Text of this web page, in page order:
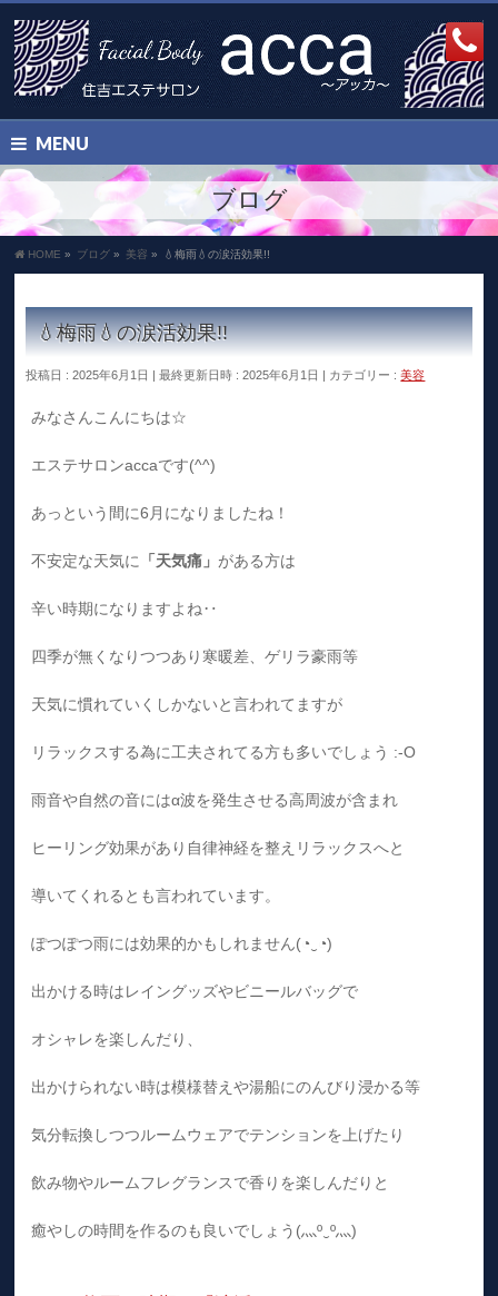
MENU
ブログ
HOME » ブログ » 美容 » 💧梅雨💧の涙活効果!!
💧梅雨💧の涙活効果!!
投稿日 : 2025年6月1日 最終更新日時 : 2025年6月1日 カテゴリー :美容
みなさんこんにちは☆
エステサロンaccaです(⁠^⁠^⁠)
あっという間に6月になりましたね！
不安定な天気に 「天気痛」 がある方は
辛い時期になりますよね‥
四季が無くなりつつあり寒暖差、ゲリラ豪雨等
天気に慣れていくしかないと言われてますが
リラックスする為に工夫されてる方も多いでしょう :⁠-⁠O
雨音や自然の音にはα波を発生させる高周波が含まれ
ヒーリング効果があり自律神経を整えリラックスへと
導いてくれるとも言われています。
ぽつぽつ雨には効果的かもしれません(⁠◔⁠‿⁠◔⁠)
出かける時はレイングッズやビニールバッグで
オシャレを楽しんだり、
出かけられない時は模様替えや湯船にのんびり浸かる等
気分転換しつつルームウェアでテンションを上げたり
飲み物やルームフレグランスで香りを楽しんだりと
癒やしの時間を作るのも良いでしょう(⁠灬⁠º⁠‿⁠º⁠灬⁠)⁠